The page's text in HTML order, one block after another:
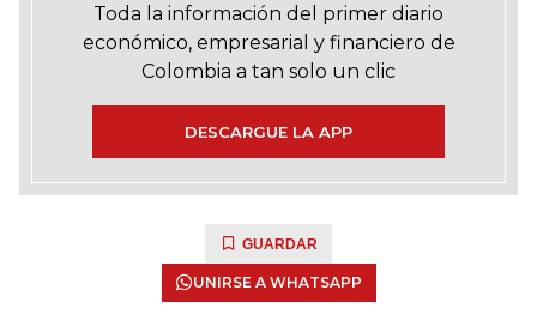
Toda la información del primer diario
económico, empresarial y financiero de
Colombia a tan solo un clic
DESCARGUE LA APP
GUARDAR
UNIRSE A WHATSAPP